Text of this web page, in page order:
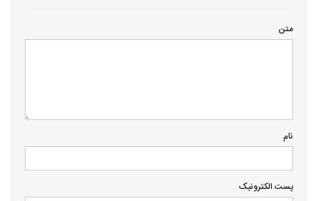
متن
نام
پست الکترونیک